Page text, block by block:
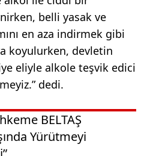
belli yasak ve
en aza indirmek gibi
koyulurken, devletin
eliyle alkole teşvik edici
dedi.
BELTAŞ
Yürütmeyi